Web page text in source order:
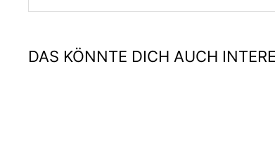
DAS KÖNNTE DICH AUCH